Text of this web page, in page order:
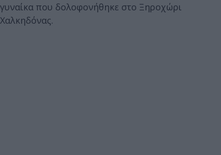
γυναίκα που δολοφονήθηκε στο Ξηροχώρι
Χαλκηδόνας.